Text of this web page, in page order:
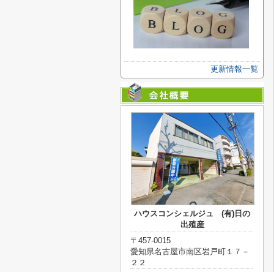
更新情報一覧
ハウスコンシェルジュ (有)日の
出殖産
〒457-0015
愛知県名古屋市南区岩戸町１７－
２２